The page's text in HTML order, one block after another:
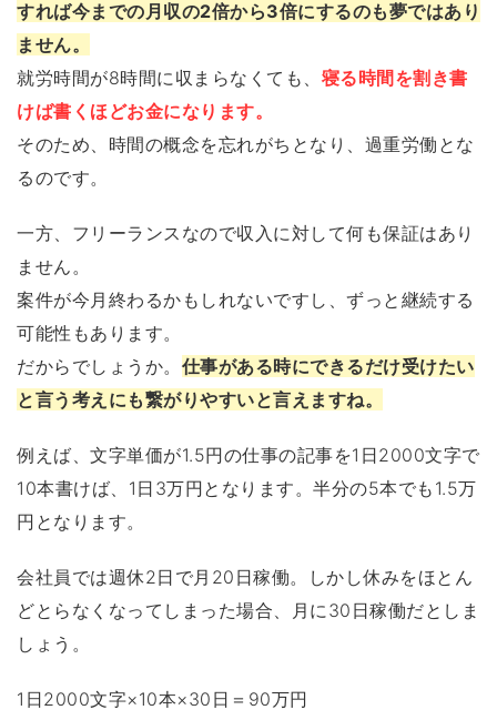
すれば今までの月収の2倍から3倍にするのも夢ではあり
ません。
就労時間が8時間に収まらなくても、 寝る時間を割き書
けば書くほどお金になります。
そのため、時間の概念を忘れがちとなり、過重労働とな
るのです。
一方、フリーランスなので収入に対して何も保証はあり
ません。
案件が今月終わるかもしれないですし、ずっと継続する
可能性もあります。
だからでしょうか。 仕事がある時にできるだけ受けたい
と言う考えにも繋がりやすいと言えますね。
例えば、文字単価が1.5円の仕事の記事を1日2000文字で
10本書けば、1日3万円となります。半分の5本でも1.5万
円となります。
会社員では週休2日で月20日稼働。しかし休みをほとん
どとらなくなってしまった場合、月に30日稼働だとしま
しょう。
1日2000文字×10本×30日＝90万円